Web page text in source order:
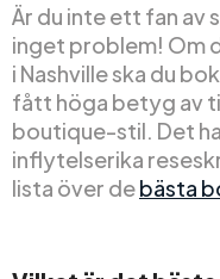
Är du inte ett fan av
inget problem! Om
i Nashville ska du
fått höga betyg av
boutique-stil. Det
inflytelserika
lista över debästa